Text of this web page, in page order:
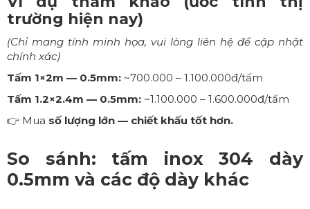
trường hiện nay)
(Chỉ mang tính minh họa, vui lòng liên hệ để cập nhật
chính xác)
Tấm 1×2m — 0.5mm: ~700.000 – 1.100.000đ/tấm
Tấm 1.2×2.4m — 0.5mm: ~1.100.000 – 1.600.000đ/tấm
👉 Mua số lượng lớn — chiết khấu tốt hơn.
So sánh: tấm inox 304 dày
0.5mm và các độ dày khác